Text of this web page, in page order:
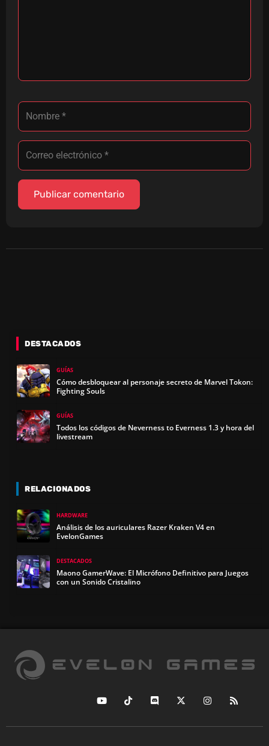
DESTACADOS
GUÍAS
Cómo desbloquear al personaje secreto de Marvel Tokon:
Fighting Souls
GUÍAS
Todos los códigos de Neverness to Everness 1.3 y hora del
livestream
RELACIONADOS
HARDWARE
Análisis de los auriculares Razer Kraken V4 en
EvelonGames
DESTACADOS
Maono GamerWave: El Micrófono Definitivo para Juegos
con un Sonido Cristalino